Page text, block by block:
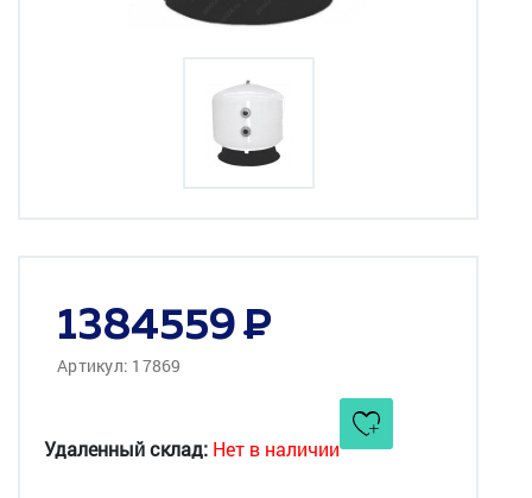
1384559
Артикул: 17869
Удаленный склад: Нет в наличии